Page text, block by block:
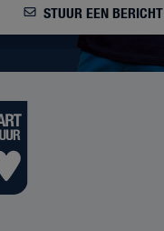
STUUR EEN BERICHT